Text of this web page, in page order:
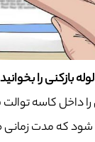
بازکنی را بخوانید
داخل کاسه توالت
که مدت زمانی